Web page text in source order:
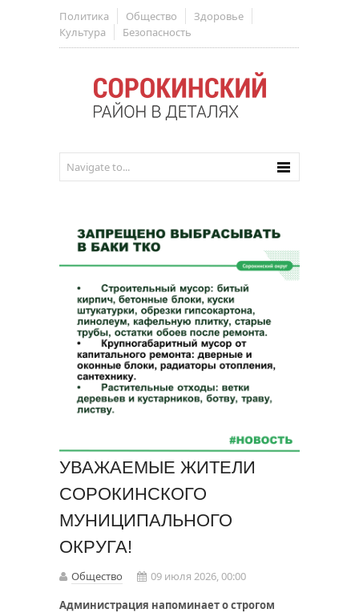
Политика Общество
Здоровье
Культура
Безопасность
УВАЖАЕМЫЕ ЖИТЕЛИ
СОРОКИНСКОГО
МУНИЦИПАЛЬНОГО
ОКРУГА!
Общество
09 июля 2026, 00:00
Администрация напоминает о строгом